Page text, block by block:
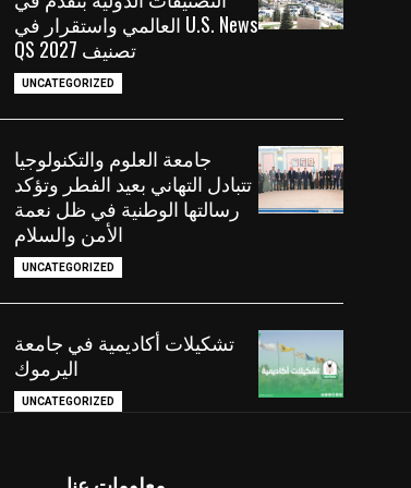
U.S. News العالمي واستقرار في
تصنيف QS 2027
UNCATEGORIZED
جامعة العلوم والتكنولوجيا
تتبادل التهاني بعيد الفطر وتؤكد
رسالتها الوطنية في ظل نعمة
الأمن والسلام
UNCATEGORIZED
تشكيلات أكاديمية في جامعة
اليرموك
UNCATEGORIZED